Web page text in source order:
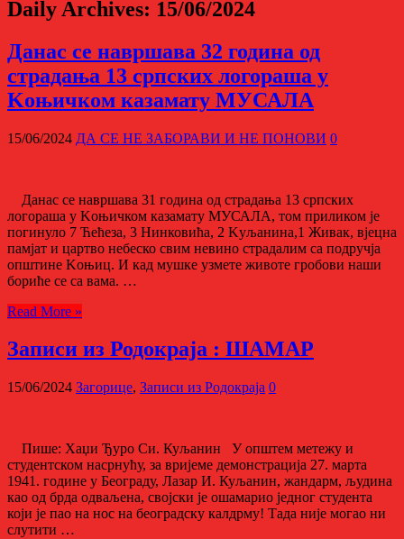
Daily Archives: 15/06/2024
Данас се навршава 32 година од
страдања 13 српских логораша у
Kоњичком казамату МУСАЛА
15/06/2024 ДА СЕ НЕ ЗАБОРАВИ И НЕ ПОНОВИ 0
Данас се навршава 31 година од страдања 13 српских
логораша у Kоњичком казамату МУСАЛА, том приликом је
погинуло 7 Ћећеза, 3 Нинковића, 2 Kуљанина,1 Живак, вјецна
памјат и цартво небеско свим невино страдалим са подручја
општине Kоњиц. И кад мушке узмете животе гробови наши
бориће се са вама. …
Read More »
Записи из Родокраја : ШАМАР
15/06/2024 Загорице, Записи из Родoкраја 0
Пише: Хаџи Ђуро Си. Куљанин У општем метежу и
студентском насрнућу, за вријеме демонстрација 27. марта
1941. године у Београду, Лазар И. Куљанин, жандарм, људина
као од брда одваљена, својски је ошамарио једног студента
који је пао на нос на београдску калдрму! Тада није могао ни
слутити …